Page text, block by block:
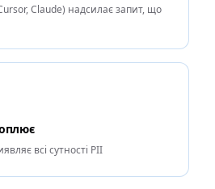
Claude) надсилає запит, що
всі сутності PII